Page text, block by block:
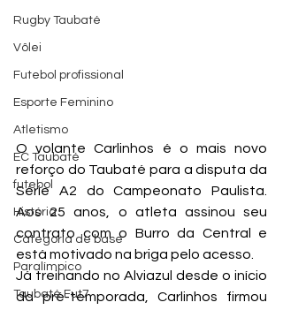
Rugby Taubaté
Vôlei
Futebol profissional
Esporte Feminino
Atletismo
EC Taubaté
futebol
História
Categoria de base
Paralímpico
Taubaté Fut7
O volante Carlinhos é o mais novo
reforço do Taubaté para a disputa da
Série A2 do Campeonato Paulista.
Aos 25 anos, o atleta assinou seu
contrato com o Burro da Central e
está motivado na briga pelo acesso.
Já treinando no Alviazul desde o início
da pré-temporada, Carlinhos firmou